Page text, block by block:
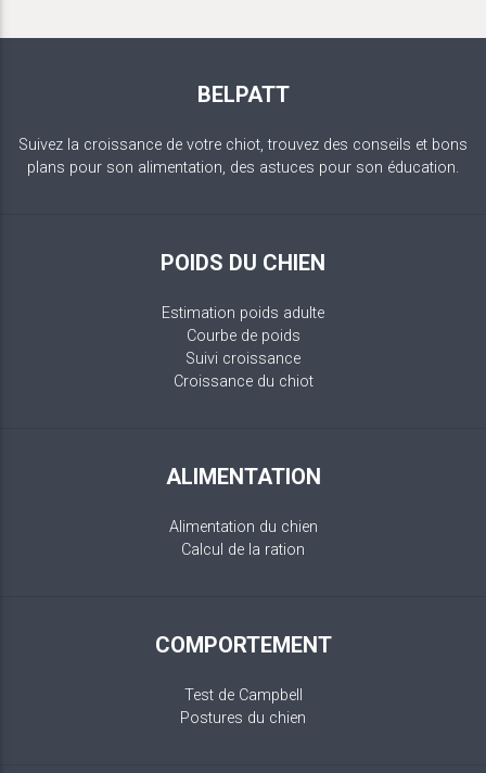
BELPATT
Suivez la croissance de votre chiot, trouvez des conseils et bons
plans pour son alimentation, des astuces pour son éducation.
POIDS DU CHIEN
Estimation poids adulte
Courbe de poids
Suivi croissance
Croissance du chiot
ALIMENTATION
Alimentation du chien
Calcul de la ration
COMPORTEMENT
Test de Campbell
Postures du chien